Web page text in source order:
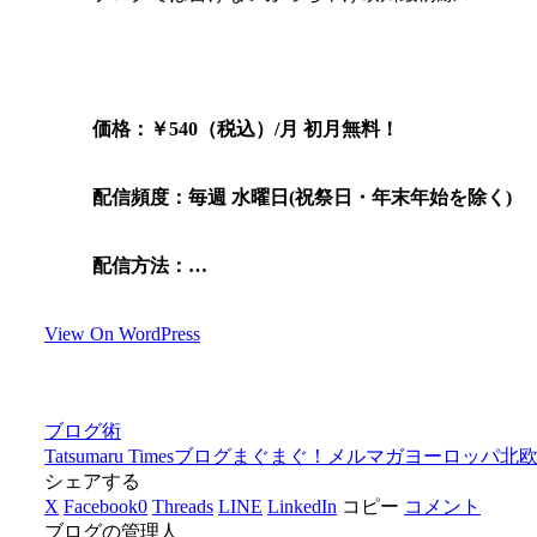
価格：￥540（税込）/月 初月無料！
配信頻度：毎週 水曜日(祝祭日・年末年始を除く)
配信方法：…
View On WordPress
ブログ術
Tatsumaru Timesブログまぐまぐ！ メルマガヨーロッパ北欧
シェアする
X Facebook0 Threads LINE LinkedIn コピー コメント
ブログの管理人